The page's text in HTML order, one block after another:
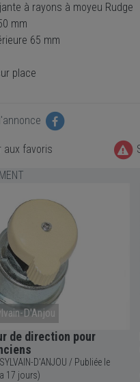
à rayons à moyeu Rudge
mm
65 mm
place
aux favoris
D'Anjou
de direction pour
D'ANJOU / Publiée le
17 jours)